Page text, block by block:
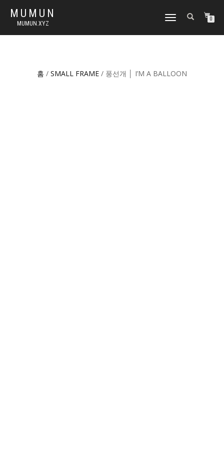
MUMUN
MUMUN.XYZ
토
내
션
0
홈 / SMALL FRAME / 풍선개 │ I’M A BALLOON